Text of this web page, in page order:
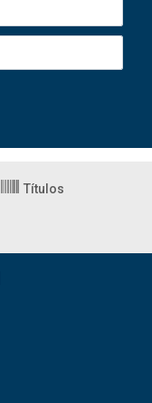
Títulos